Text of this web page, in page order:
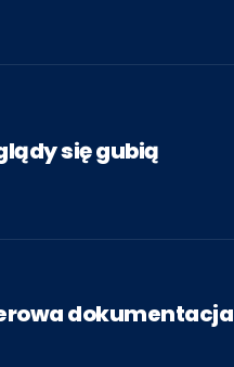
się gubią
dokumentacja